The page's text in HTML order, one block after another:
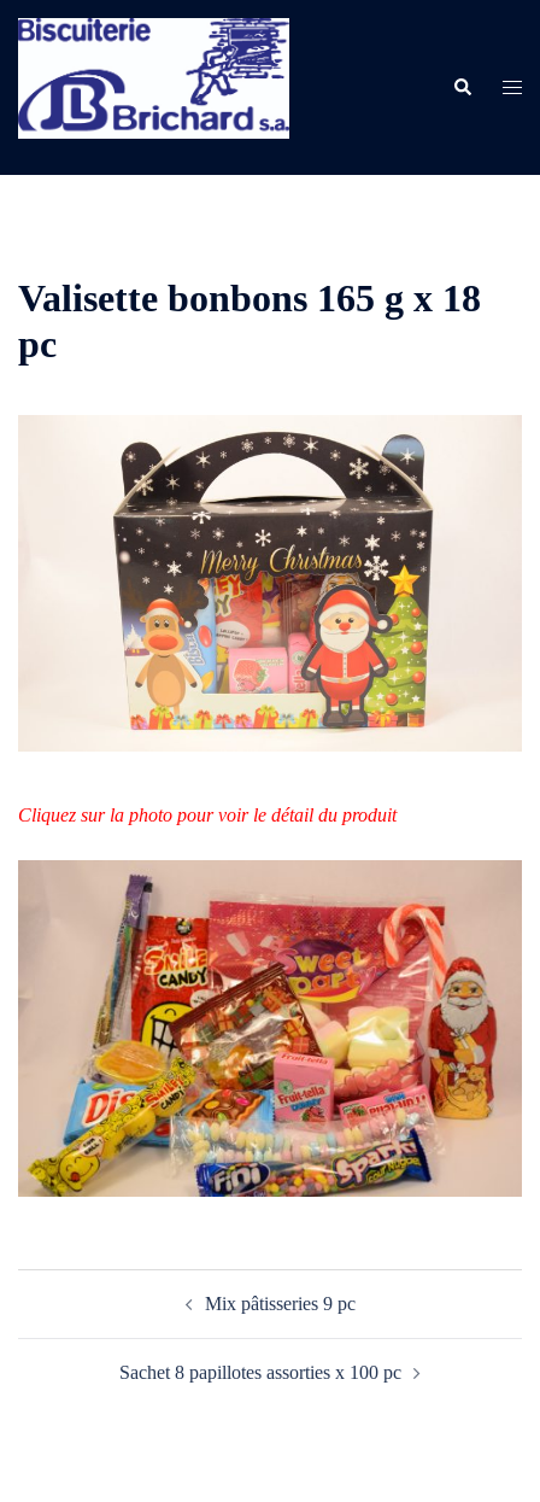
Aller
contenu
Rechercher
Valisette bonbons 165 g x 18
pc
Cliquez sur la photo pour voir le détail du produit
Mix pâtisseries 9 pc
Sachet 8 papillotes assorties x 100 pc